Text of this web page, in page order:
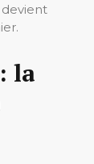
devient
la